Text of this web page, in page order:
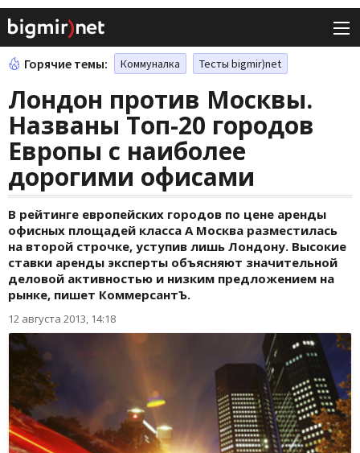
Горячие темы: Коммуналка Тесты bigmir)net
Лондон против Москвы.
Названы Топ-20 городов
Европы с наиболее
дорогими офисами
В рейтинге европейских городов по цене аренды
офисных площадей класса А Москва разместилась
на второй строчке, уступив лишь Лондону. Высокие
ставки аренды эксперты объясняют значительной
деловой активностью и низким предложением на
рынке, пишет КоммерсантЪ.
12 августа 2013, 14:18